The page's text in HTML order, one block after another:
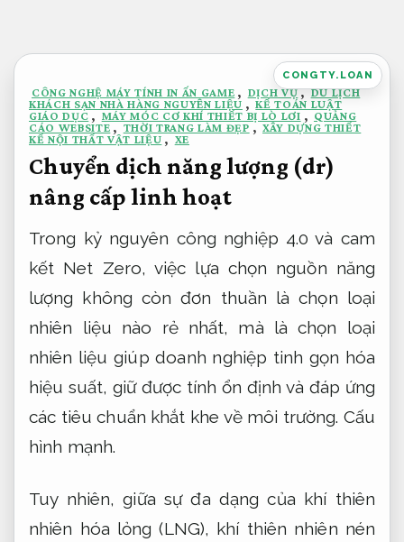
nội
dung
CONGTY.LOAN
CÔNG NGHỆ MÁY TÍNH IN ẤN GAME , DỊCH VỤ , DU LỊCH
KHÁCH SẠN NHÀ HÀNG NGUYÊN LIỆU , KẾ TOÁN LUẬT
GIÁO DỤC , MÁY MÓC CƠ KHÍ THIẾT BỊ LÒ LƠI , QUẢNG
CÁO WEBSITE , THỜI TRANG LÀM ĐẸP , XÂY DỰNG THIẾT
KẾ NỘI THẤT VẬT LIỆU , XE
Chuyển dịch năng lượng (dr)
nâng cấp linh hoạt
Trong kỷ nguyên công nghiệp 4.0 và cam
kết Net Zero, việc lựa chọn nguồn năng
lượng không còn đơn thuần là chọn loại
nhiên liệu nào rẻ nhất, mà là chọn loại
nhiên liệu giúp doanh nghiệp tinh gọn hóa
hiệu suất, giữ được tính ổn định và đáp ứng
các tiêu chuẩn khắt khe về môi trường. Cấu
hình mạnh.
Tuy nhiên, giữa sự đa dạng của khí thiên
nhiên hóa lỏng (LNG), khí thiên nhiên nén